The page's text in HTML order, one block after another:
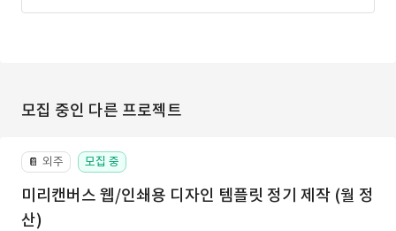
모집 중인 다른 프로젝트
📔 외주 모집 중
미리캔버스 웹/인쇄용 디자인 템플릿 정기 제작 (월 정
산)